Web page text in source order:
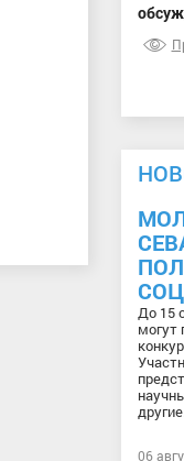
До 15
могут
06